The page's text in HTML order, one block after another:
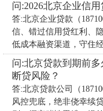
问:2026北京企业信
答:北京企业贷款（
信、错过信用贷红利、
低成本融资渠道，守住
问:北京贷款到期前
断贷风险？
答:北京贷款公司（
风控兜底，绝非侥幸续